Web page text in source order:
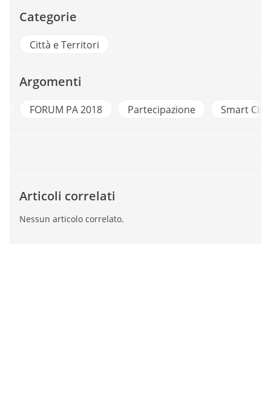
Categorie
Città e Territori
Argomenti
FORUM PA 2018 Partecipazione Smart
Articoli correlati
Nessun articolo correlato.